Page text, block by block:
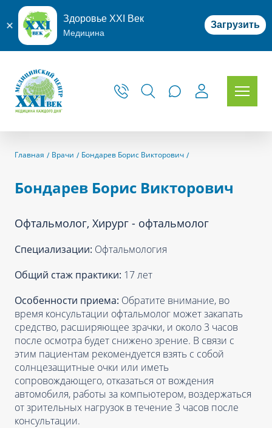
Здоровье XXI Век
Медицина
Загрузить
Главная Врачи Бондарев Борис Викторович
Бондарев Борис Викторович
Офтальмолог, Хирург - офтальмолог
Специализации: Офтальмология
Общий стаж практики: 17 лет
Особенности приема: Обратите внимание, во
время консультации офтальмолог может закапать
средство, расширяющее зрачки, и около 3 часов
после осмотра будет снижено зрение. В связи с
этим пациентам рекомендуется взять с собой
солнцезащитные очки или иметь
сопровождающего, отказаться от вождения
автомобиля, работы за компьютером, воздержаться
от зрительных нагрузок в течение 3 часов после
консультации.